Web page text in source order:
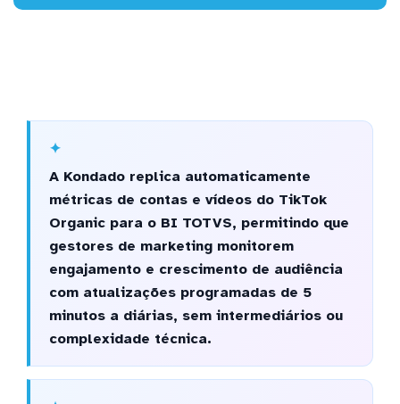
A Kondado replica automaticamente
métricas de contas e vídeos do TikTok
Organic para o BI TOTVS, permitindo que
gestores de marketing monitorem
engajamento e crescimento de audiência
com atualizações programadas de 5
minutos a diárias, sem intermediários ou
complexidade técnica.